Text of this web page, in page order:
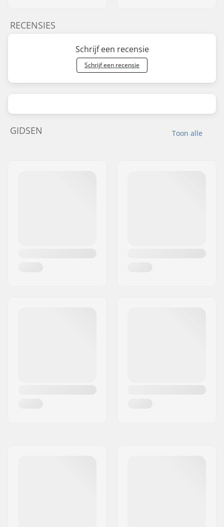
RECENSIES
Schrijf een recensie
Schrijf een recensie
Toon alle
GIDSEN